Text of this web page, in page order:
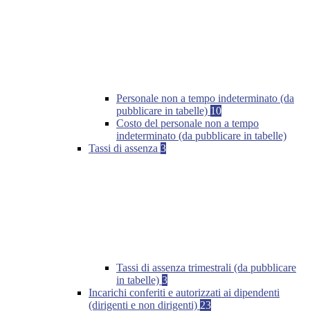
Personale non a tempo indeterminato (da
pubblicare in tabelle) 10
Costo del personale non a tempo
indeterminato (da pubblicare in tabelle)
Tassi di assenza 3
Tassi di assenza trimestrali (da pubblicare
in tabelle) 3
Incarichi conferiti e autorizzati ai dipendenti
(dirigenti e non dirigenti) 23